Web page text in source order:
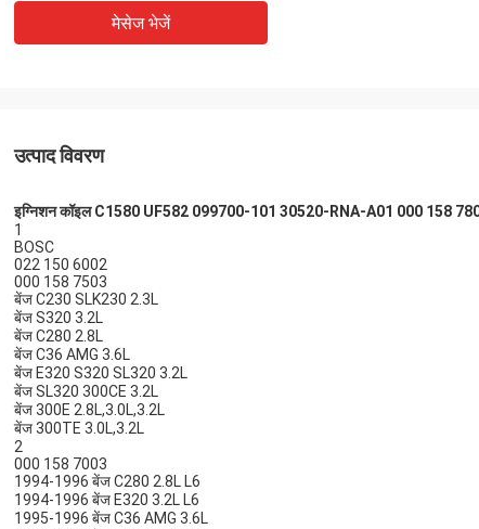
मुतकिलवा विल्सन अफ्रीका
पुराने ग्राहक, चीजें अभी भी हमेशा की तरह हैं, एजेंसी के
मेसेज भेजें
उत्पाद विवरण
इग्निशन कॉइल C1580 UF582 099700-101 30520-RNA-A01 000 158
1
BOSC
022 150 6002
000 158 7503
बेंज C230 SLK230 2.3L
बेंज S320 3.2L
बेंज C280 2.8L
बेंज C36 AMG 3.6L
बेंज E320 S320 SL320 3.2L
बेंज SL320 300CE 3.2L
बेंज 300E 2.8L,3.0L,3.2L
बेंज 300TE 3.0L,3.2L
2
000 158 7003
1994-1996 बेंज C280 2.8L L6
1994-1996 बेंज E320 3.2L L6
1995-1996 बेंज C36 AMG 3.6L